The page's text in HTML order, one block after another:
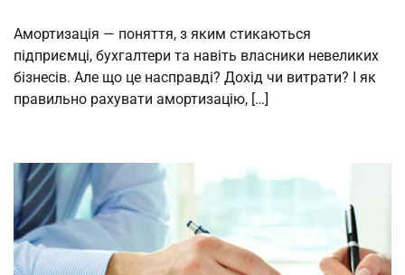
Амортизація — поняття, з яким стикаються
підприємці, бухгалтери та навіть власники невеликих
бізнесів. Але що це насправді? Дохід чи витрати? І як
правильно рахувати амортизацію, […]